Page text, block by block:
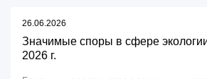
26.06.2026
Значимые споры в сфере
2026 г.